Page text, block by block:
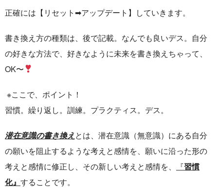
正確には【リセット ➡︎アップデート】していきます。
書き換え方の種類は、後で記載。なんでも良いデス。自分
の好きな方法で、好きなように未来を書き換えちゃって、
OK〜
※ここで、ポイント！
習慣。繰り返し。訓練。プラクティス。デス。
潜在意識の書き換えとは、潜在意識（無意識）にある自分
の願いを阻止するような考えと感情を、願いに沿った形の
考えと感情に修正し、その新しい考えと感情を、
『習慣
化』 することです。